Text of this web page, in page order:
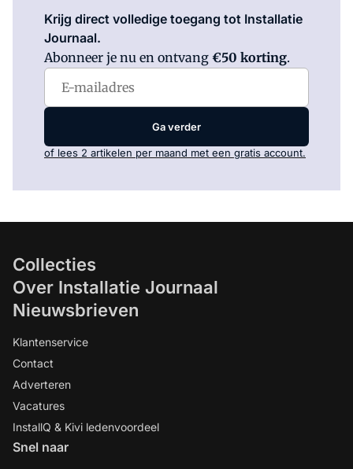
Krijg direct volledige toegang tot Installatie
Journaal.
Abonneer je nu en ontvang €50 korting.
Ga verder
of lees 2 artikelen per maand met een gratis account.
Collecties
Over Installatie Journaal
Nieuwsbrieven
Klantenservice
Contact
Adverteren
Vacatures
InstallQ & Kivi ledenvoordeel
Snel naar